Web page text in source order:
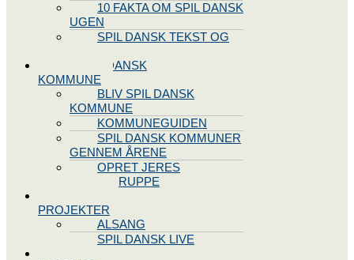
10 FAKTA OM SPIL DANSK
UGEN
SPIL DANSK TEKST OG
BLIV SPIL DANSK
KOMMUNE
BLIV SPIL DANSK
KOMMUNE
KOMMUNEGUIDEN
SPIL DANSK KOMMUNER
GENNEM ÅRENE
OPRET JERES
STYREGRUPPE
PROJEKTER
ALSANG
SPIL DANSK LIVE